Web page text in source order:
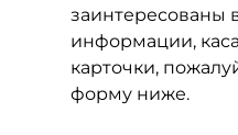
заинтересованы
информации,
карточки,
форму ниже.